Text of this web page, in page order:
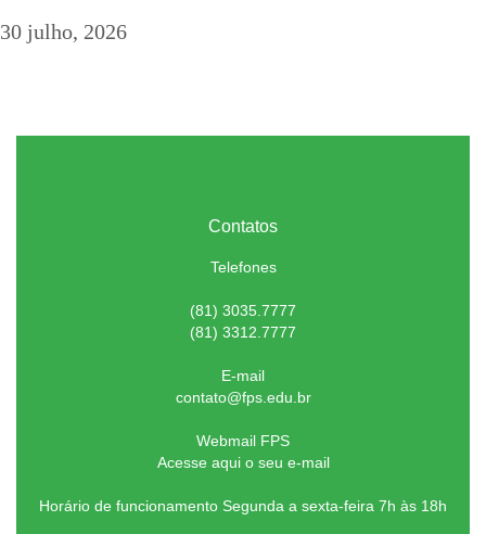
30 julho, 2026
Contatos
Telefones
(81) 3035.7777
(81) 3312.7777
E-mail
contato@fps.edu.br
Webmail FPS
Acesse aqui o seu e-mail
Horário de funcionamento Segunda a sexta-feira 7h às 18h